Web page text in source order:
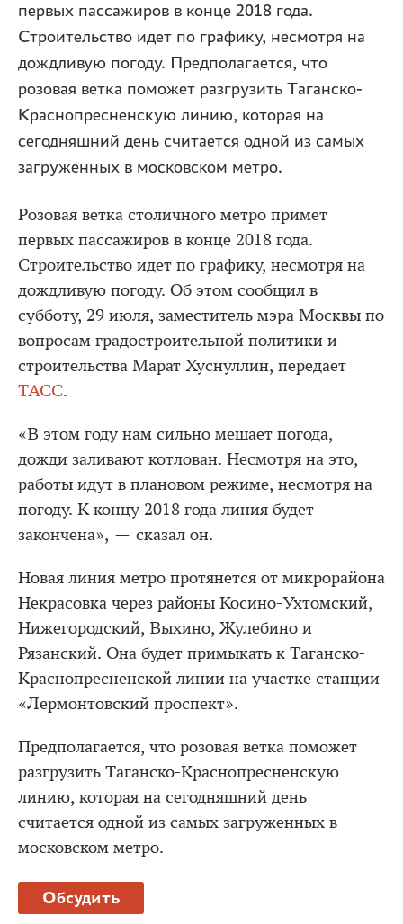
первых пассажиров в конце 2018 года.
Строительство идет по графику, несмотря на
дождливую погоду. Предполагается, что
розовая ветка поможет разгрузить Таганско-
Краснопресненскую линию, которая на
сегодняшний день считается одной из самых
загруженных в московском метро.
Розовая ветка столичного метро примет
первых пассажиров в конце 2018 года.
Строительство идет по графику, несмотря на
дождливую погоду. Об этом сообщил в
субботу, 29 июля, заместитель мэра Москвы по
вопросам градостроительной политики и
строительства Марат Хуснуллин, передает
ТАСС.
«В этом году нам сильно мешает погода,
дожди заливают котлован. Несмотря на это,
работы идут в плановом режиме, несмотря на
погоду. К концу 2018 года линия будет
закончена», — сказал он.
Новая линия метро протянется от микрорайона
Некрасовка через районы Косино-Ухтомский,
Нижегородский, Выхино, Жулебино и
Рязанский. Она будет примыкать к Таганско-
Краснопресненской линии на участке станции
«Лермонтовский проспект».
Предполагается, что розовая ветка поможет
разгрузить Таганско-Краснопресненскую
линию, которая на сегодняшний день
считается одной из самых загруженных в
московском метро.
Обсудить